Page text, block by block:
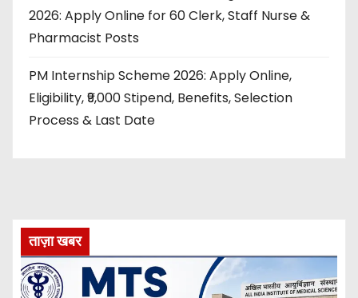
2026: Apply Online for 60 Clerk, Staff Nurse &
Pharmacist Posts
PM Internship Scheme 2026: Apply Online,
Eligibility, ₹9,000 Stipend, Benefits, Selection
Process & Last Date
ताज़ा खबर